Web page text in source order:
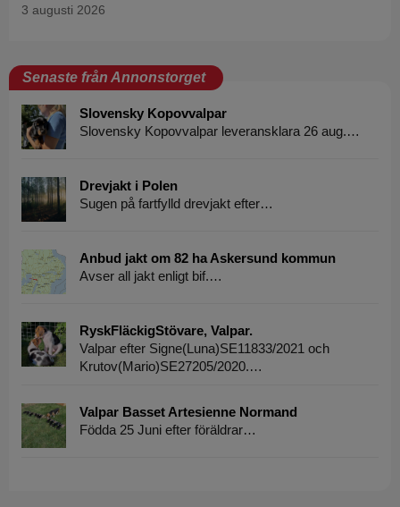
3 augusti 2026
Senaste från Annonstorget
Slovensky Kopovvalpar
Slovensky Kopovvalpar leveransklara 26 aug.…
Drevjakt i Polen
Sugen på fartfylld drevjakt efter…
Anbud jakt om 82 ha Askersund kommun
Avser all jakt enligt bif.…
RyskFläckigStövare, Valpar.
Valpar efter Signe(Luna)SE11833/2021 och
Krutov(Mario)SE27205/2020.…
Valpar Basset Artesienne Normand
Födda 25 Juni efter föräldrar…